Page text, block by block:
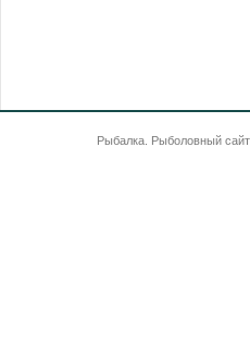
Рыбалка. Рыболовный